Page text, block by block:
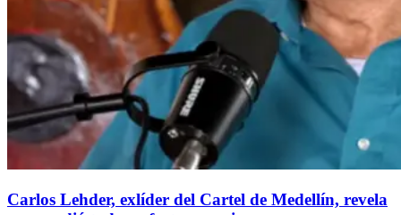
Carlos Lehder, exlíder del Cartel de Medellín, revela